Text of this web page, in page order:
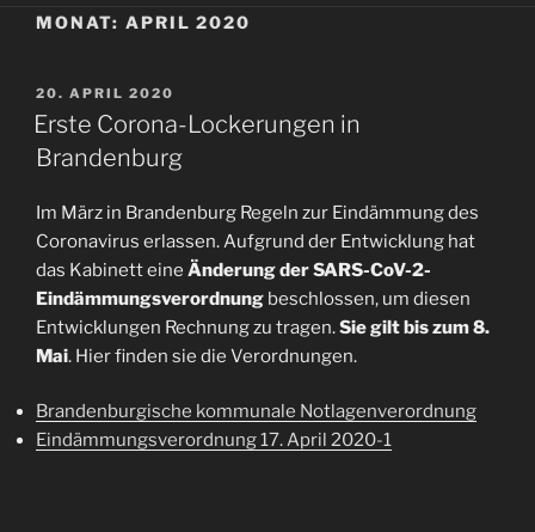
MONAT: APRIL 2020
VERÖFFENTLICHT
AM
20. APRIL 2020
Erste Corona-Lockerungen in
Brandenburg
Im März in Brandenburg Regeln zur Eindämmung des
Coronavirus erlassen. Aufgrund der Entwicklung hat
das Kabinett eine Änderung der SARS-CoV-2-
Eindämmungsverordnung beschlossen, um diesen
Entwicklungen Rechnung zu tragen.Sie gilt bis zum 8.
Mai. Hier finden sie die Verordnungen.
Brandenburgische kommunale Notlagenverordnung
Eindämmungsverordnung 17. April 2020-1